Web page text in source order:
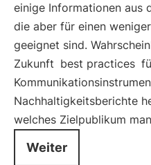
einige Informationen aus
die aber für einen
geeignet sind.
Zukunft best practices
Nachhaltigkeitsberichte
welches Zielpublikum
Weiter